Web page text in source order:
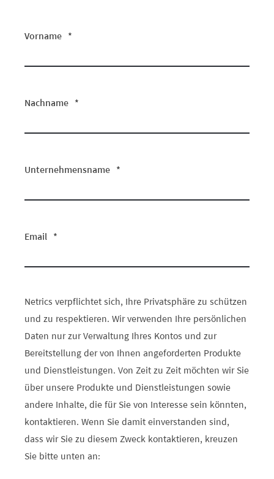
Vorname *
Nachname *
Unternehmensname *
Email *
Netrics verpflichtet sich, Ihre Privatsphäre zu schützen
und zu respektieren. Wir verwenden Ihre persönlichen
Daten nur zur Verwaltung Ihres Kontos und zur
Bereitstellung der von Ihnen angeforderten Produkte
und Dienstleistungen. Von Zeit zu Zeit möchten wir Sie
über unsere Produkte und Dienstleistungen sowie
andere Inhalte, die für Sie von Interesse sein könnten,
kontaktieren. Wenn Sie damit einverstanden sind,
dass wir Sie zu diesem Zweck kontaktieren, kreuzen
Sie bitte unten an: